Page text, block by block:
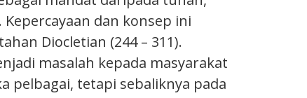
dan konsep ini
Diocletian (244 – 311).
masalah kepada masyarakat
pelbagai, tetapi sebaliknya pada